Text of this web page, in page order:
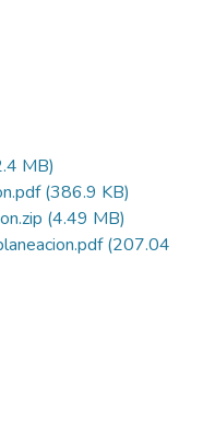
MB)
(386.9 KB)
(4.49 MB)
(207.04